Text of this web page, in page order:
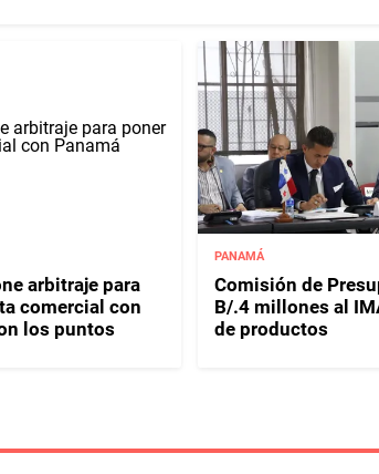
arbitraje para
comercial con
los puntos
PANAMÁ
Comisión de
B/.4 millones al
de productos